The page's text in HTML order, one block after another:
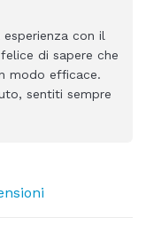
con il
di sapere che
modo efficace.
sentiti sempre